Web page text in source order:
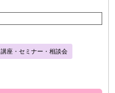
講座・セミナー・相談会